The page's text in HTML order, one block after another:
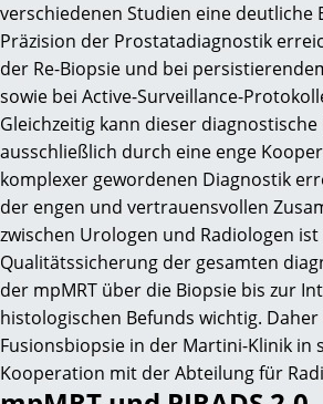
verschiedenen Studien eine deutliche
Präzision der Prostatadiagnostik
der Re-Biopsie und bei
sowie bei Active-Surveillance-
Gleichzeitig kann dieser
ausschließlich durch eine enge
komplexer gewordenen Diagnostik
der engen und vertrauensvollen
zwischen Urologen und Radiologen
Qualitätssicherung der gesamten
der mpMRT über die Biopsie bis zur
histologischen Befunds wichtig.
Fusionsbiopsie in der Martini-Klinik in
Kooperation mit der Abteilung für